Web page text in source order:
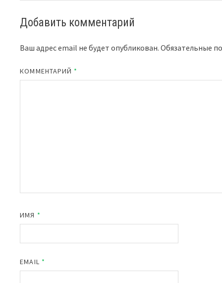
Добавить комментарий
Ваш адрес email не будет опубликован. Обязательные
КОММЕНТАРИЙ *
ИМЯ *
EMAIL *